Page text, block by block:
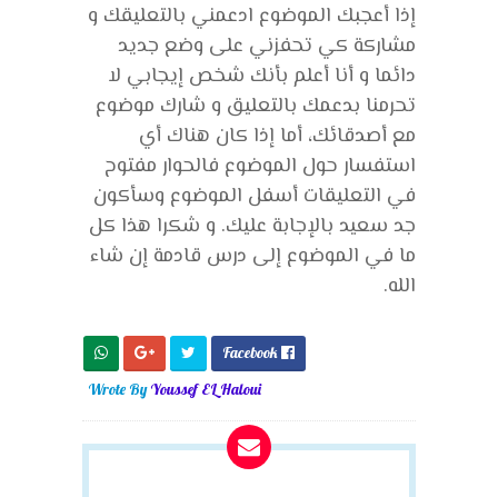
إذا أعجبك الموضوع ادعمني بالتعليقك و
مشاركة كي تحفزني على وضع جديد
دائما و أنا أعلم بأنك شخص إيجابي لا
تحرمنا بدعمك بالتعليق و شارك موضوع
مع أصدقائك، أما إذا كان هناك أي
استفسار حول الموضوع فالحوار مفتوح
في التعليقات أسفل الموضوع وسأكون
جد سعيد بالإجابة عليك. و شكرا هذا كل
ما في الموضوع إلى درس قادمة إن شاء
الله.

Wrote ByYoussef EL Haloui